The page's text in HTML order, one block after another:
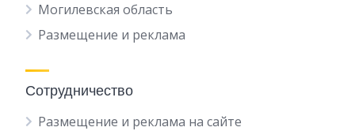
Могилевская область
Размещение и реклама
Сотрудничество
Размещение и реклама на сайте